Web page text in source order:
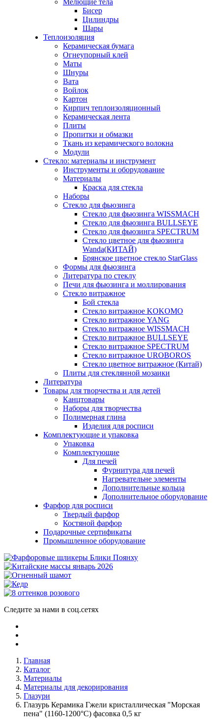
Мелющие тела
Бисер
Цилиндры
Шары
Теплоизоляция
Керамическая бумага
Огнеупорный клей
Маты
Шнуры
Вата
Войлок
Картон
Кирпич теплоизоляционный
Керамическая лента
Плиты
Пропитки и обмазки
Ткань из керамического волокна
Модули
Стекло: материалы и инструмент
Инструменты и оборудование
Материалы
Краска для стекла
Наборы
Стекло для фьюзинга
Стекло для фьюзинга WISSMACH
Стекло для фьюзинга BULLSEYE
Стекло для фьюзинга SPECTRUM
Стекло цветное для фьюзинга
Wanda(КИТАЙ)
Брянское цветное стекло StarGlass
Формы для фьюзинга
Литература по стеклу
Печи для фьюзинга и моллирования
Стекло витражное
Бой стекла
Стекло витражное KOKOMO
Стекло витражное YANG
Стекло витражное WISSMACH
Стекло витражное BULLSEYE
Стекло витражное SPECTRUM
Стекло витражное UROBOROS
Стекло цветное витражное (Китай)
Плиты для стеклянной мозаики
Литература
Товары для творчества и для детей
Канцтовары
Наборы для творчества
Полимерная глина
Изделия для росписи
Комплектующие и упаковка
Упаковка
Комплектующие
Для печей
Фурнитура для печей
Нагревательне элементы
Дополнительные кольца
Дополнительное оборудование
Фарфор для росписи
Твердый фарфор
Костяной фарфор
Подарочные сертификаты
Промышленное оборудование
Следите за нами в соц.сетях
Главная
Каталог
Материалы
Материалы для декорирования
Глазури
Глазурь Керамика Гжели кристаллическая "Морская
пена" (1160-1200°С) фасовка 0,5 кг